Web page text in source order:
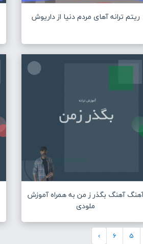
ریتم ترانه آهای مردم دنیا از داریوش
آهنگ بگذر ز من به همراه آموزش
ملودی
5
6
›